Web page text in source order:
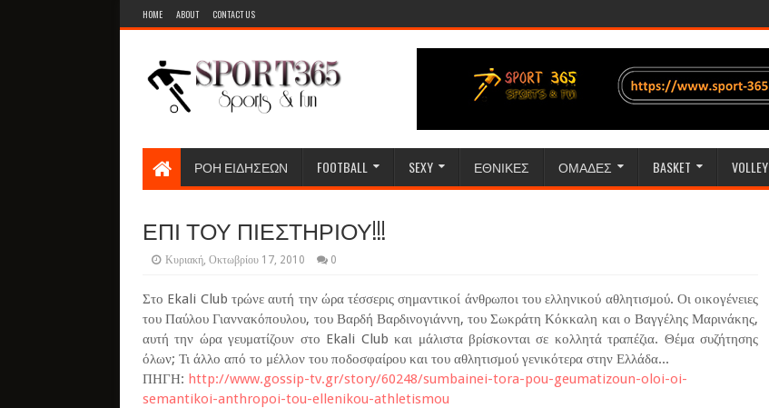
HOME ABOUT CONTACT US
ΡΟΗ ΕΙΔΗΣΕΩΝ FOOTBALL SEXY ΕΘΝΙΚΕΣ ΟΜΑΔΕΣ BASKET VOLLEY
ΕΠΙ ΤΟΥ ΠΙΕΣΤΗΡΙΟΥ!!!
Κυριακή, Οκτωβρίου 17, 2010 0
Στο Ekali Club τρώνε αυτή την ώρα τέσσερις σημαντικοί άνθρωποι του ελληνικού αθλητισμού. Οι οικογένειες
του Παύλου Γιαννακόπουλου, του Βαρδή Βαρδινογιάννη, του Σωκράτη Κόκκαλη και ο Βαγγέλης Μαρινάκης,
αυτή την ώρα γευματίζουν στο Ekali Club και μάλιστα βρίσκονται σε κολλητά τραπέζια. Θέμα συζήτησης
όλων; Τι άλλο από το μέλλον του ποδοσφαίρου και του αθλητισμού γενικότερα στην Ελλάδα...
ΠΗΓΗ: http://www.gossip-tv.gr/story/60248/sumbainei-tora-pou-geumatizoun-oloi-oi-
semantikoi-anthropoi-tou-ellenikou-athletismou